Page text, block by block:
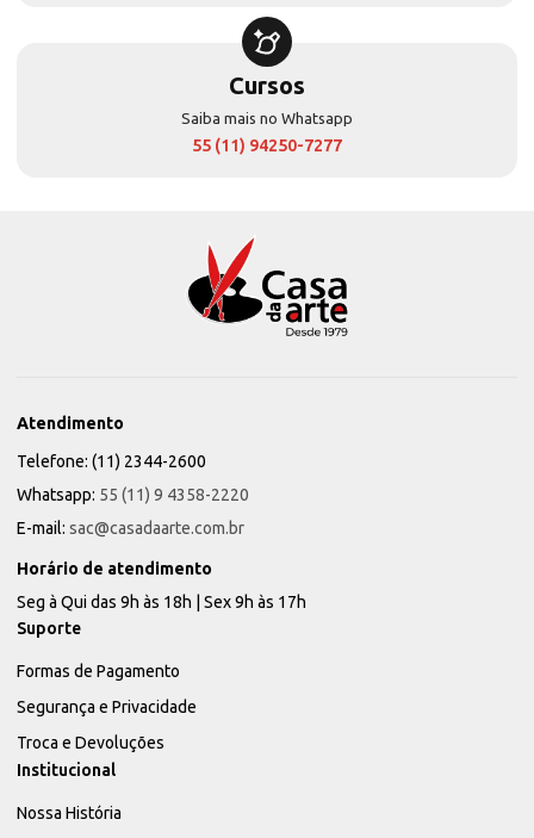
Cursos
Saiba mais no Whatsapp
55 (11) 94250-7277
Atendimento
Telefone: (11) 2344-2600
Whatsapp: 55 (11) 9 4358-2220
E-mail: sac@casadaarte.com.br
Horário de atendimento
Seg à Qui das 9h às 18h | Sex 9h às 17h
Suporte
Formas de Pagamento
Segurança e Privacidade
Troca e Devoluções
Institucional
Nossa História